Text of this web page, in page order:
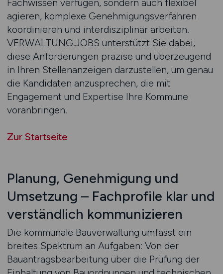
Fachwissen verfügen, sondern auch flexibel
agieren, komplexe Genehmigungsverfahren
koordinieren und interdisziplinär arbeiten.
VERWALTUNG.JOBS unterstützt Sie dabei,
diese Anforderungen präzise und überzeugend
in Ihren Stellenanzeigen darzustellen, um genau
die Kandidaten anzusprechen, die mit
Engagement und Expertise Ihre Kommune
voranbringen.
Zur Startseite
Planung, Genehmigung und
Umsetzung – Fachprofile klar und
verständlich kommunizieren
Die kommunale Bauverwaltung umfasst ein
breites Spektrum an Aufgaben: Von der
Bauantragsbearbeitung über die Prüfung der